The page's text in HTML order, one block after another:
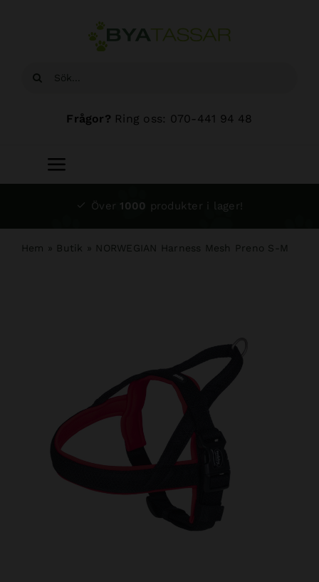
Sök
Frågor? Ring oss: 070-441 94 48
Toggle
Navigation
Över 1000 produkter i lager!
Hem » Butik » NORWEGIAN Harness Mesh Preno S-M